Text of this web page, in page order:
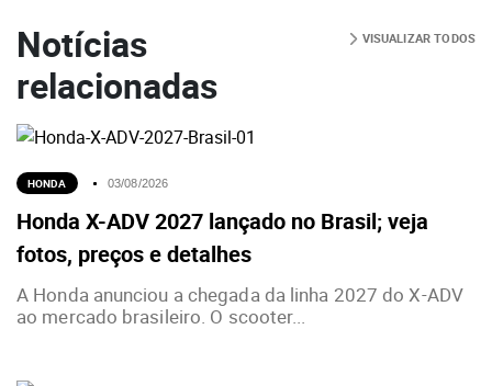
Notícias
relacionadas
VISUALIZAR TODOS
HONDA 03/08/2026
Honda X-ADV 2027 lançado no Brasil; veja
fotos, preços e detalhes
A Honda anunciou a chegada da linha 2027 do X-ADV
ao mercado brasileiro. O scooter...